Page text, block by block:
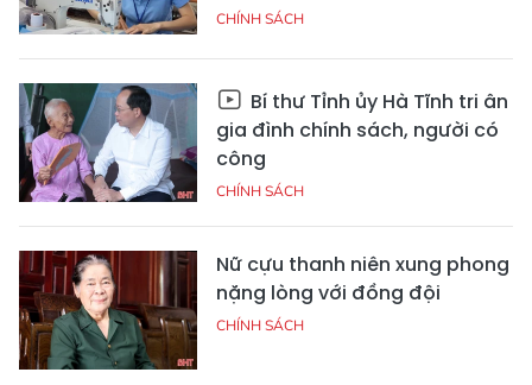
CHÍNH SÁCH
Bí thư Tỉnh ủy Hà Tĩnh tri ân
gia đình chính sách, người có
công
CHÍNH SÁCH
Nữ cựu thanh niên xung phong
nặng lòng với đồng đội
CHÍNH SÁCH